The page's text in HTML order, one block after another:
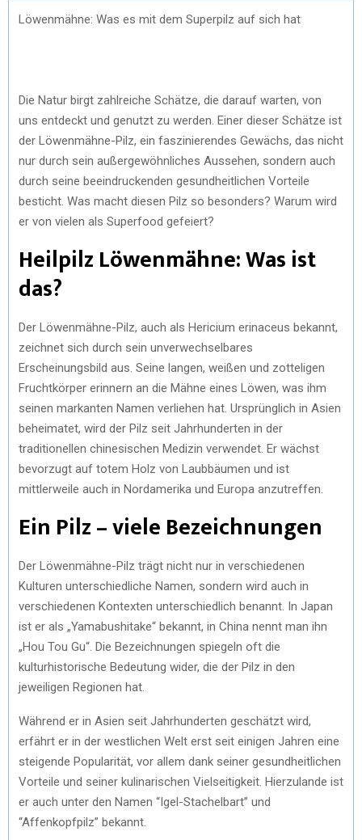
Löwenmähne: Was es mit dem Superpilz auf sich hat
Die Natur birgt zahlreiche Schätze, die darauf warten, von
uns entdeckt und genutzt zu werden. Einer dieser Schätze ist
der Löwenmähne-Pilz, ein faszinierendes Gewächs, das nicht
nur durch sein außergewöhnliches Aussehen, sondern auch
durch seine beeindruckenden gesundheitlichen Vorteile
besticht. Was macht diesen Pilz so besonders? Warum wird
er von vielen als Superfood gefeiert?
Heilpilz Löwenmähne: Was ist
das?
Der Löwenmähne-Pilz, auch als Hericium erinaceus bekannt,
zeichnet sich durch sein unverwechselbares
Erscheinungsbild aus. Seine langen, weißen und zotteligen
Fruchtkörper erinnern an die Mähne eines Löwen, was ihm
seinen markanten Namen verliehen hat. Ursprünglich in Asien
beheimatet, wird der Pilz seit Jahrhunderten in der
traditionellen chinesischen Medizin verwendet. Er wächst
bevorzugt auf totem Holz von Laubbäumen und ist
mittlerweile auch in Nordamerika und Europa anzutreffen.
Ein Pilz – viele Bezeichnungen
Der Löwenmähne-Pilz trägt nicht nur in verschiedenen
Kulturen unterschiedliche Namen, sondern wird auch in
verschiedenen Kontexten unterschiedlich benannt. In Japan
ist er als „Yamabushitake“ bekannt, in China nennt man ihn
„Hou Tou Gu“. Die Bezeichnungen spiegeln oft die
kulturhistorische Bedeutung wider, die der Pilz in den
jeweiligen Regionen hat.
Während er in Asien seit Jahrhunderten geschätzt wird,
erfährt er in der westlichen Welt erst seit einigen Jahren eine
steigende Popularität, vor allem dank seiner gesundheitlichen
Vorteile und seiner kulinarischen Vielseitigkeit. Hierzulande ist
er auch unter den Namen “Igel-Stachelbart” und
“Affenkopfpilz” bekannt.